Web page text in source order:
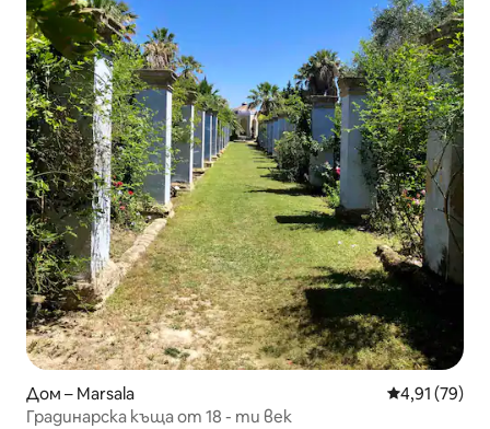
Дом – Marsala Средна
4,91 (79)
Градинарска къща от 18 - ти век